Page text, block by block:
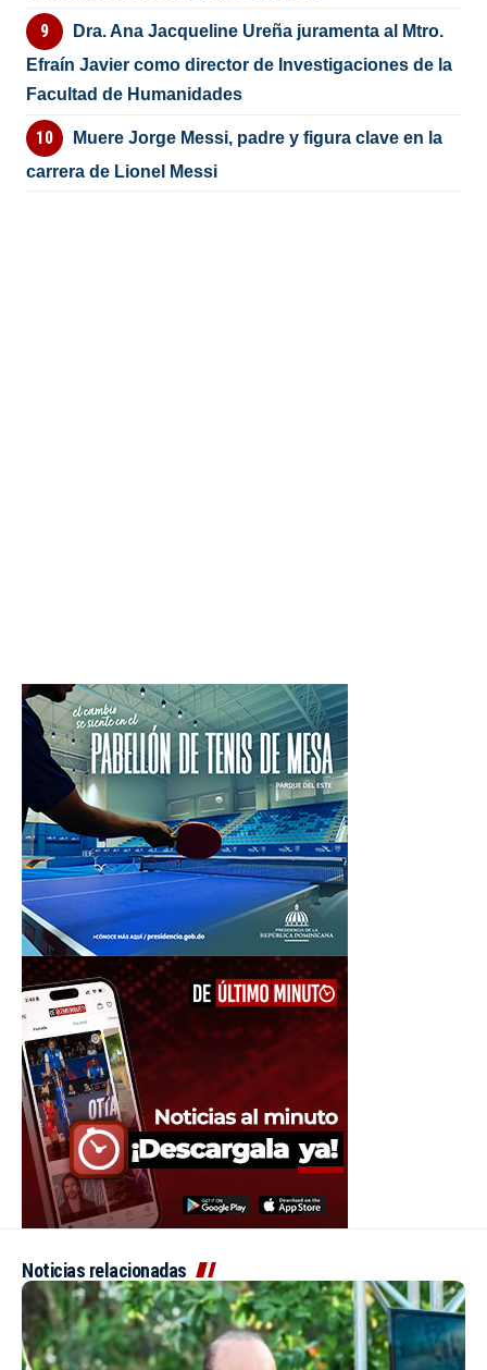
Dra. Ana Jacqueline Ureña juramenta al Mtro.
Efraín Javier como director de Investigaciones de la
Facultad de Humanidades
Muere Jorge Messi, padre y figura clave en la
carrera de Lionel Messi
Noticias relacionadas